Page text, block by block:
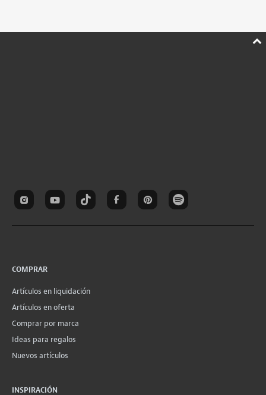
COMPRAR
Artículos en liquidación
Artículos en oferta
Comprar por marca
Ideas para regalos
Nuevos artículos
INSPIRACIÓN